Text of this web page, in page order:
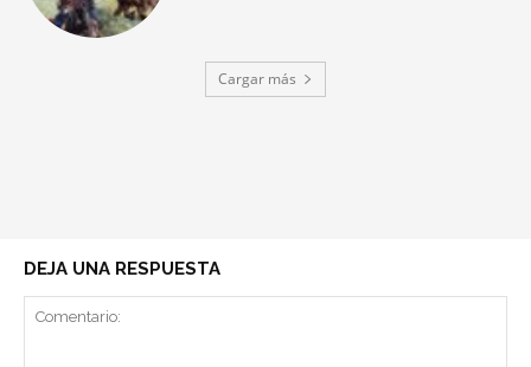
Cargar más
DEJA UNA RESPUESTA